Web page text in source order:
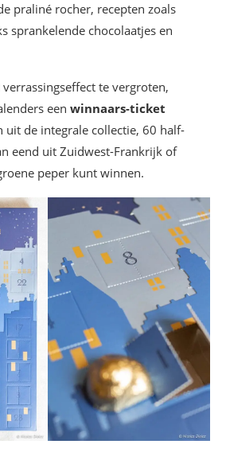
praliné rocher, recepten zoals
sprankelende chocolaatjes en
te vergroten,
een winnaars-ticket
uit de integrale collectie, 60 half-
eend uit Zuidwest-Frankrijk of
peper kunt winnen.